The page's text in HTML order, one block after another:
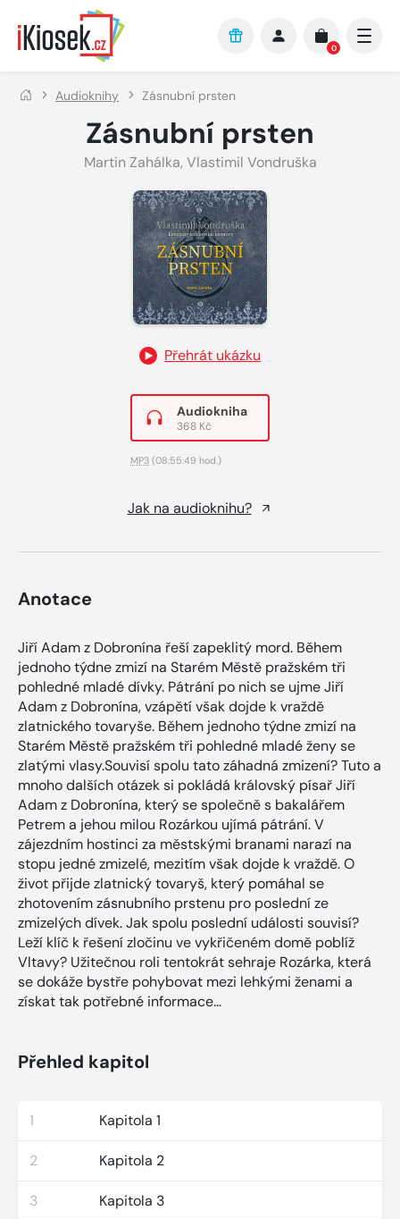
Přejít na hlavní obsah
0
Audioknihy Zásnubní prsten
Zásnubní prsten
Martin Zahálka, Vlastimil Vondruška
Přehrát ukázku
Audiokniha
368 Kč
MP3 (08:55:49 hod.)
Jak na audioknihu?
Anotace
Jiří Adam z Dobronína řeší zapeklitý mord. Během
jednoho týdne zmizí na Starém Městě pražském tři
pohledné mladé dívky. Pátrání po nich se ujme Jiří
Adam z Dobronína, vzápětí však dojde k vraždě
zlatnického tovaryše. Během jednoho týdne zmizí na
Starém Městě pražském tři pohledné mladé ženy se
zlatými vlasy.Souvisí spolu tato záhadná zmizení? Tuto a
mnoho dalších otázek si pokládá královský písař Jiří
Adam z Dobronína, který se společně s bakalářem
Petrem a jehou milou Rozárkou ujímá pátrání. V
zájezdním hostinci za městskými branami narazí na
stopu jedné zmizelé, mezitím však dojde k vraždě. O
život přijde zlatnický tovaryš, který pomáhal se
zhotovením zásnubního prstenu pro poslední ze
zmizelých dívek. Jak spolu poslední události souvisí?
Leží klíč k řešení zločinu ve vykřičeném domě poblíž
Vltavy? Užitečnou roli tentokrát sehraje Rozárka, která
se dokáže bystře pohybovat mezi lehkými ženami a
získat tak potřebné informace...
Přehled kapitol
1 Kapitola 1
2 Kapitola 2
3 Kapitola 3